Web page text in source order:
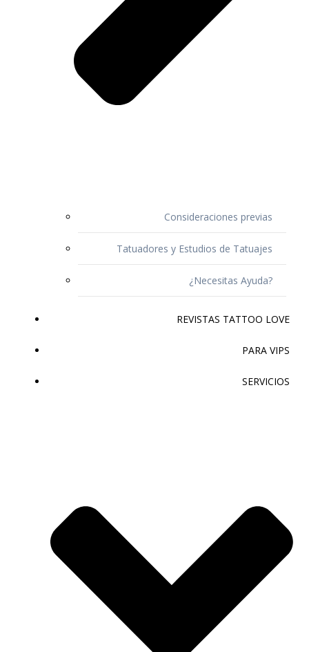
Consideraciones previas
Tatuadores y Estudios de Tatuajes
¿Necesitas Ayuda?
REVISTAS TATTOO LOVE
PARA VIPS
SERVICIOS